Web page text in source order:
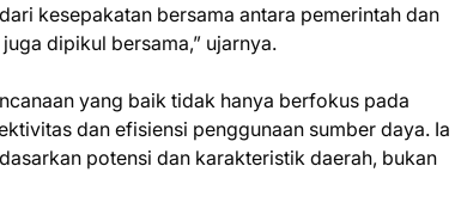
kesepakatan bersama antara pemerintah dan
dipikul bersama,” ujarnya.
yang baik tidak hanya berfokus pada
dan efisiensi penggunaan sumber daya. Ia
potensi dan karakteristik daerah, bukan